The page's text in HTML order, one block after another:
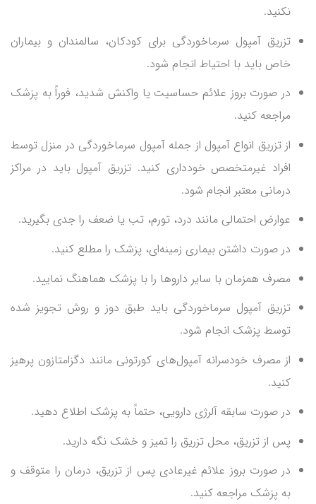
نکنید.
تزریق آمپول سرماخوردگی برای کودکان، سالمندان و بیماران
خاص باید با احتیاط انجام شود.
در صورت بروز علائم حساسیت یا واکنش شدید، فوراً به پزشک
مراجعه کنید.
از تزریق انواع آمپول از جمله آمپول سرماخوردگی در منزل توسط
افراد غیرمتخصص خودداری کنید. تزریق آمپول باید در مراکز
درمانی معتبر انجام شود.
عوارض احتمالی مانند درد، تورم، تب یا ضعف را جدی بگیرید.
در صورت داشتن بیماری زمینه‌ای، پزشک را مطلع کنید.
مصرف همزمان با سایر داروها را با پزشک هماهنگ نمایید.
تزریق آمپول سرماخوردگی باید طبق دوز و روش تجویز شده
توسط پزشک انجام شود.
از مصرف خودسرانه آمپول‌های کورتونی مانند دگزامتازون پرهیز
کنید.
در صورت سابقه آلرژی دارویی، حتماً به پزشک اطلاع دهید.
پس از تزریق، محل تزریق را تمیز و خشک نگه دارید.
در صورت بروز علائم غیرعادی پس از تزریق، درمان را متوقف و
به پزشک مراجعه کنید.